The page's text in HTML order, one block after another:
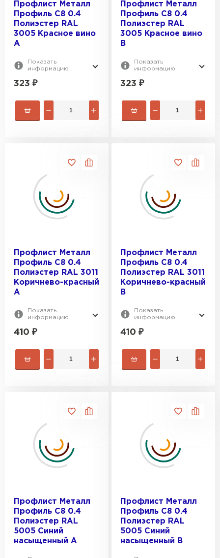
Профлист Металл
Профиль C8 0.4
Полиэстер RAL
3005 Красное вино
A
Показать
информацию
323 ₽
Профлист Металл
Профиль C8 0.4
Полиэстер RAL
3005 Красное вино
B
Показать
информацию
323 ₽
Профлист Металл
Профиль C8 0.4
Полиэстер RAL 3011
Коричнево-красный
A
Показать
информацию
410 ₽
Профлист Металл
Профиль C8 0.4
Полиэстер RAL 3011
Коричнево-красный
B
Показать
информацию
410 ₽
Профлист Металл
Профиль C8 0.4
Полиэстер RAL
5005 Синий
насыщенный A
Профлист Металл
Профиль C8 0.4
Полиэстер RAL
5005 Синий
насыщенный B